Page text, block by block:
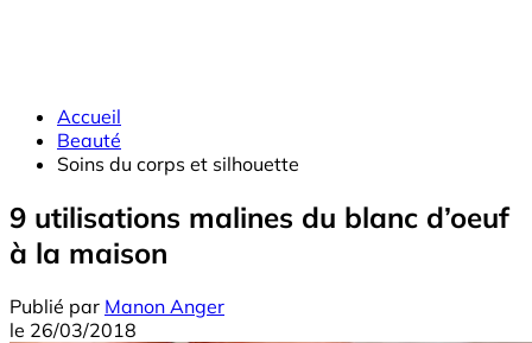
Accueil
Beauté
Soins du corps et silhouette
9 utilisations malines du blanc d’oeuf
à la maison
Publié par Manon Anger
le 26/03/2018